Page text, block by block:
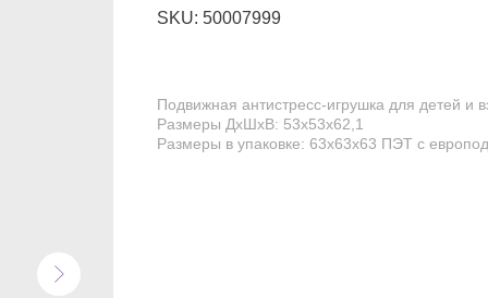
SKU: 50007999
Подвижная антистресс-игрушка для детей и
Размеры ДхШхВ: 53х53х62,1
Размеры в упаковке: 63х63х63 ПЭТ с